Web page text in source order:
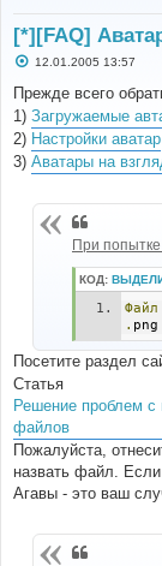
[*][FAQ]
С
о
б
щ
е
н
и
е
12.01.2005 13:57
Прежде всего
1) Загружаемые
2) Настройки аватар
3) Аватары на
При
КОД:
Файл
. png
Посетите раздел
Статья
Решение проблем с
файлов
Пожалуйста,
назвать файл.
Агавы - это ваш